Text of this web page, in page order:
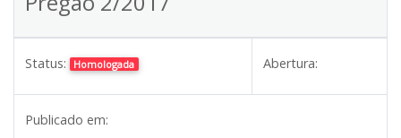
Status: Homologada Abertura:
Publicado em: